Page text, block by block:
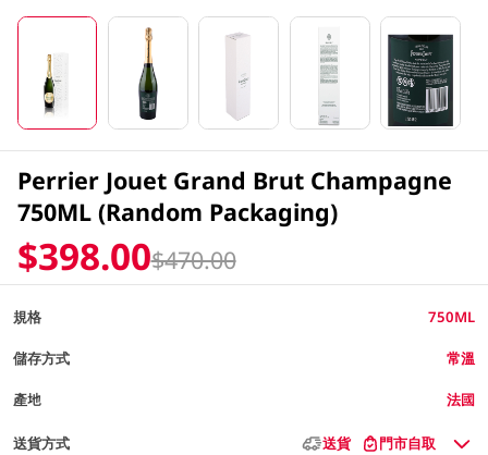
Perrier Jouet Grand Brut Champagne
750ML (Random Packaging)
$398.00$470.00
規格 750ML
儲存方式 常溫
產地 法國
送貨方式 送貨 門市自取